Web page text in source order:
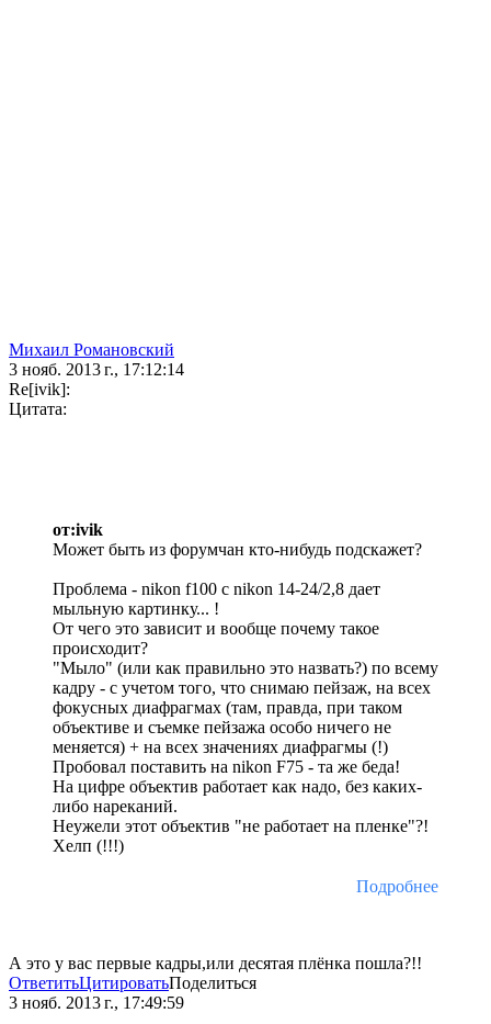
Михаил Романовский
3 нояб. 2013 г., 17:12:14
Re[ivik]:
Цитата:
от:ivik
Может быть из форумчан кто-нибудь подскажет?
Проблема - nikon f100 c nikon 14-24/2,8 дает
мыльную картинку... !
От чего это зависит и вообще почему такое
происходит?
"Мыло" (или как правильно это назвать?) по всему
кадру - с учетом того, что снимаю пейзаж, на всех
фокусных диафрагмах (там, правда, при таком
объективе и съемке пейзажа особо ничего не
меняется) + на всех значениях диафрагмы (!)
Пробовал поставить на nikon F75 - та же беда!
На цифре объектив работает как надо, без каких-
либо нареканий.
Неужели этот объектив "не работает на пленке"?!
Хелп (!!!)
Подробнее
А это у вас первые кадры,или десятая плёнка пошла?!!
ОтветитьЦитироватьПоделиться
3 нояб. 2013 г., 17:49:59